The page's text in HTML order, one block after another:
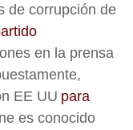
de corrupción de
en la prensa
EE UU para
es conocido